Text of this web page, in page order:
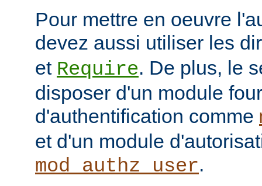
Pour mettre en oeuvre
devez aussi utiliser les
et Require. De plus, le
disposer d'un module
d'authentification comme
et d'un module
mod_authz_user.